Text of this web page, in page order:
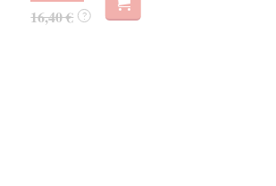
16,40 € ?